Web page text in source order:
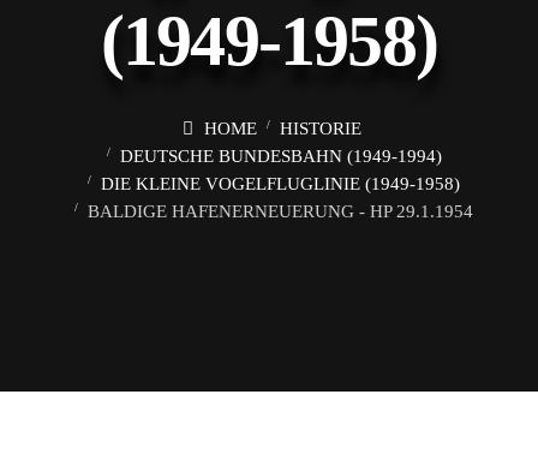
(1949-1958)
HOME
HISTORIE
DEUTSCHE BUNDESBAHN (1949-1994)
DIE KLEINE VOGELFLUGLINIE (1949-1958)
BALDIGE HAFENERNEUERUNG - HP 29.1.1954